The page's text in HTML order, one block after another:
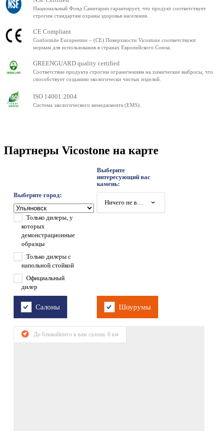
Национальный Фонд Санитарии гарантирует, что продукт соответствует
строгим стандартам охраны здоровья населения.
CE Compliant
Conformite Europeenne – (CE) Поверхности Vicostone соответствуют
нормам для использования в странах Европейского Союза.
GREENGUARD quality certified
Соответствие продукта строгим ограничениям на химические выбросы, что
способствует созданию экологически чистых изделий.
ISO 14001:2004
Система экологического менеджмента (EMS).
Партнеры Vicostone на карте
Выберите город:
Выберите
интересующий вас
камень:
Ничего не выбрано
Только дилеры, у
которых
демонстрационные
образцы
Только дилеры с
напольной стойкой
Официальный
дилер
Салоны Шоурумы
До ближайшего к вам салона: 0 км